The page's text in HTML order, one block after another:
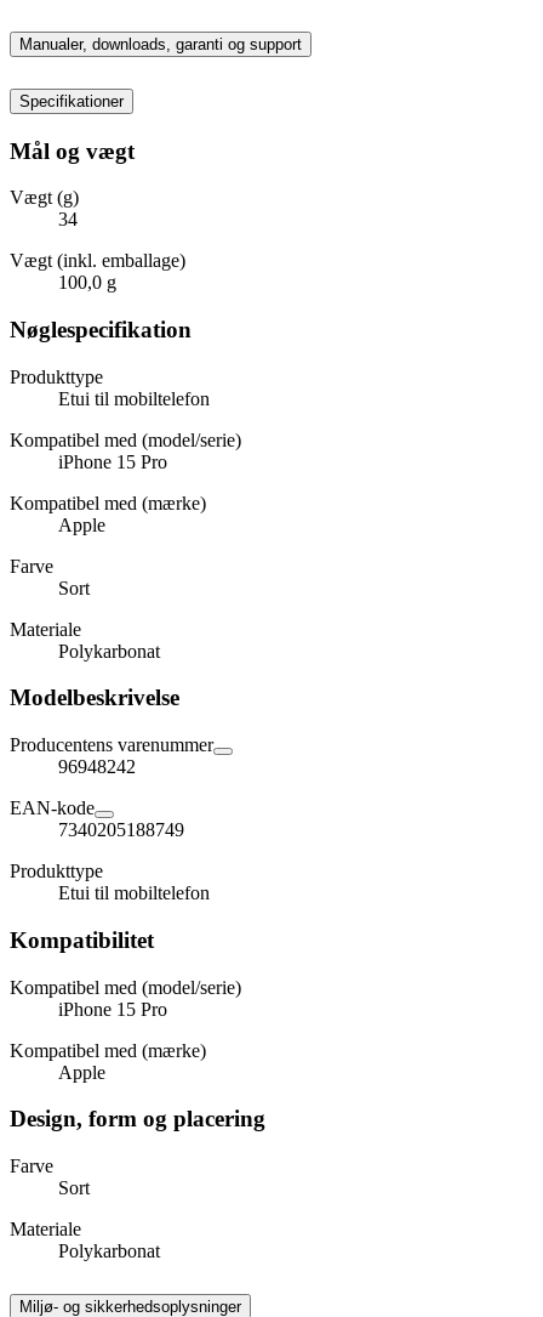
Manualer, downloads, garanti og support
Specifikationer
Mål og vægt
Vægt (g)
34
Vægt (inkl. emballage)
100,0 g
Nøglespecifikation
Produkttype
Etui til mobiltelefon
Kompatibel med (model/serie)
iPhone 15 Pro
Kompatibel med (mærke)
Apple
Farve
Sort
Materiale
Polykarbonat
Modelbeskrivelse
Producentens varenummer
96948242
EAN-kode
7340205188749
Produkttype
Etui til mobiltelefon
Kompatibilitet
Kompatibel med (model/serie)
iPhone 15 Pro
Kompatibel med (mærke)
Apple
Design, form og placering
Farve
Sort
Materiale
Polykarbonat
Miljø- og sikkerhedsoplysninger